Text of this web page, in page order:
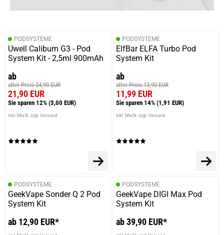
PODSYSTEME
Uwell Caliburn G3 - Pod
System Kit - 2,5ml 900mAh
ab
alter Preis 24,90 EUR
21,90 EUR
Sie sparen 12% (3,00 EUR)
inkl. MwSt. zzgl. Versand
PODSYSTEME
ElfBar ELFA Turbo Pod
System Kit
ab
alter Preis 13,90 EUR
11,99 EUR
Sie sparen 14% (1,91 EUR)
inkl. MwSt. zzgl. Versand
PODSYSTEME
GeekVape Sonder Q 2 Pod
System Kit
ab 12,90 EUR*
PODSYSTEME
GeekVape DIGI Max Pod
System Kit
ab 39,90 EUR*